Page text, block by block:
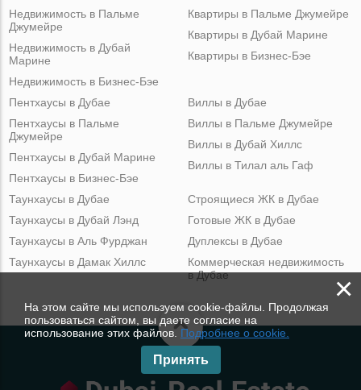
Недвижимость в Пальме
Джумейре
Недвижимость в Дубай
Марине
Недвижимость в Бизнес-Бэе
Квартиры в Пальме Джумейре
Квартиры в Дубай Марине
Квартиры в Бизнес-Бэе
Пентхаусы в Дубае
Пентхаусы в Пальме
Джумейре
Пентхаусы в Дубай Марине
Пентхаусы в Бизнес-Бэе
Виллы в Дубае
Виллы в Пальме Джумейре
Виллы в Дубай Хиллс
Виллы в Тилал аль Гаф
Таунхаусы в Дубае
Таунхаусы в Дубай Лэнд
Таунхаусы в Аль Фурджан
Таунхаусы в Дамак Хиллс
Строящиеся ЖК в Дубае
Готовые ЖК в Дубае
Дуплексы в Дубае
Коммерческая недвижимость
в Дубае
×
На этом сайте мы используем cookie-файлы. Продолжая
пользоваться сайтом, вы даете согласие на
использование этих файлов. Подробнее о cookie.
Принять